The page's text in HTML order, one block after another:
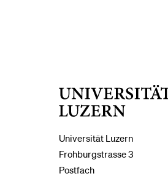
Universität Luzern
Frohburgstrasse 3
Postfach